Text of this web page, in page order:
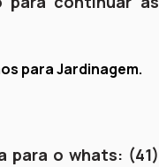
para Jardinagem.
para o whats: (41)